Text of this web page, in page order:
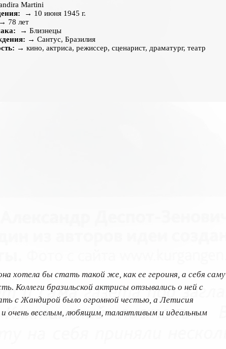
Martini
→ 10 июня 1945 г.
78 лет
→ Близнецы
→ Сантус, Бразилия
→ кино, актриса, режиссер, сценарист, драматург, театр
хотела бы стать такой же, как ее героиня, а себя саму
Коллеги бразильской актрисы отзывались о ней с
с Жандирой было огромной честью, а Летисия
очень веселым, любящим, талантливым и идеальным